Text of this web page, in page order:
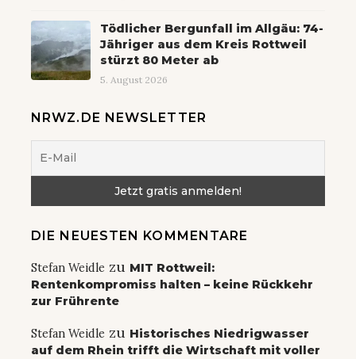
Tödlicher Bergunfall im Allgäu: 74-
Jähriger aus dem Kreis Rottweil
stürzt 80 Meter ab
5. August 2026
NRWZ.DE NEWSLETTER
DIE NEUESTEN KOMMENTARE
Stefan Weidle zu MIT Rottweil:
Rentenkompromiss halten – keine Rückkehr
zur Frührente
Stefan Weidle zu Historisches Niedrigwasser
auf dem Rhein trifft die Wirtschaft mit voller